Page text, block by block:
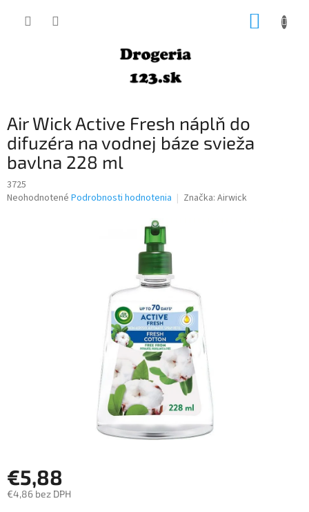
Air Wick Active Fresh náplň do
difuzéra na vodnej báze svieža
bavlna 228 ml
3725
Priemerné
Neohodnotené Podrobnosti hodnotenia Značka: Airwick
€5,88
€4,86 bez DPH